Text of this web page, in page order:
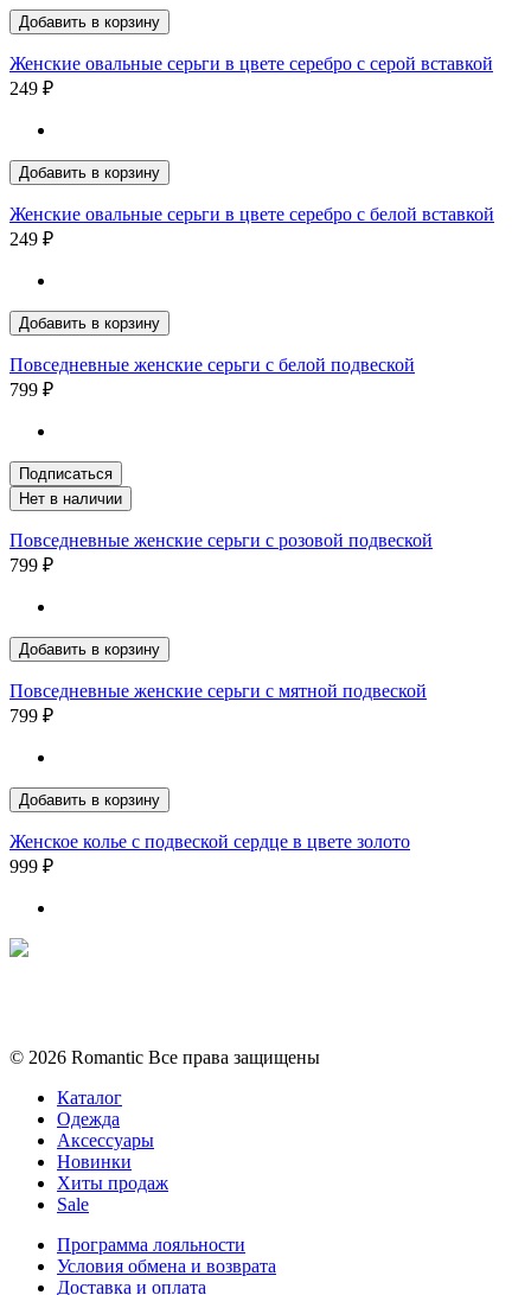
Добавить в корзину
Женские овальные серьги в цвете серебро с серой вставкой
249 ₽
Добавить в корзину
Женские овальные серьги в цвете серебро с белой вставкой
249 ₽
Добавить в корзину
Повседневные женские серьги с белой подвеской
799 ₽
Подписаться
Нет в наличии
Повседневные женские серьги с розовой подвеской
799 ₽
Добавить в корзину
Повседневные женские серьги с мятной подвеской
799 ₽
Добавить в корзину
Женское колье с подвеской сердце в цвете золото
999 ₽
© 2026 Romantic Все права защищены
Каталог
Одежда
Аксессуары
Новинки
Хиты продаж
Sale
Программа лояльности
Условия обмена и возврата
Доставка и оплата